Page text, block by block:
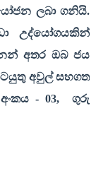
ලබා ගනියි.
උද්යෝගයකින්
අතර ඔබ ජය
අවුල් සහගත
- 03,
ගුරු